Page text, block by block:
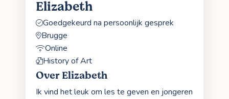
Elizabeth
Goedgekeurd na persoonlijk gesprek
Brugge
Online
History of Art
Over Elizabeth
Ik vind het leuk om les te geven en jongeren